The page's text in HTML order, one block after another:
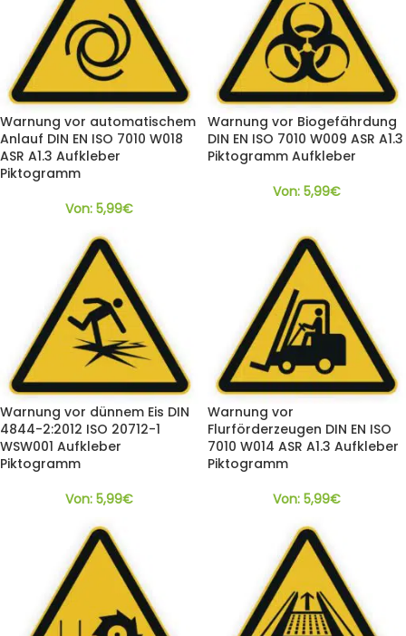
Warnung vor automatischem
Anlauf DIN EN ISO 7010 W018
ASR A1.3 Aufkleber
Piktogramm
Von: 5,99€
Warnung vor Biogefährdung
DIN EN ISO 7010 W009 ASR A1.3
Piktogramm Aufkleber
Von: 5,99€
Warnung vor dünnem Eis DIN
4844-2:2012 ISO 20712-1
WSW001 Aufkleber
Piktogramm
Von: 5,99€
Warnung vor
Flurförderzeugen DIN EN ISO
7010 W014 ASR A1.3 Aufkleber
Piktogramm
Von: 5,99€